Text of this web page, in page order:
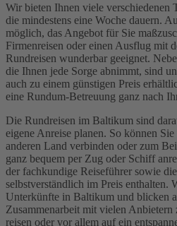
Wir bieten Ihnen viele verschiedenen
die mindestens eine Woche dauern.
möglich, das Angebot für Sie
Firmenreisen oder einen Ausflug mit
Rundreisen wunderbar geeignet.
die Ihnen jede Sorge abnimmt, sind
auch zu einem günstigen Preis
eine Rundum-Betreuung ganz nach
Die Rundreisen im Baltikum sind
eigene Anreise planen. So können
anderen Land verbinden oder zum
ganz bequem per Zug oder Schiff
der fachkundige Reiseführer sowie
selbstverständlich im Preis enthalten.
Unterkünfte in Baltikum und blicken
Zusammenarbeit mit vielen
reisen oder vor allem auf ein